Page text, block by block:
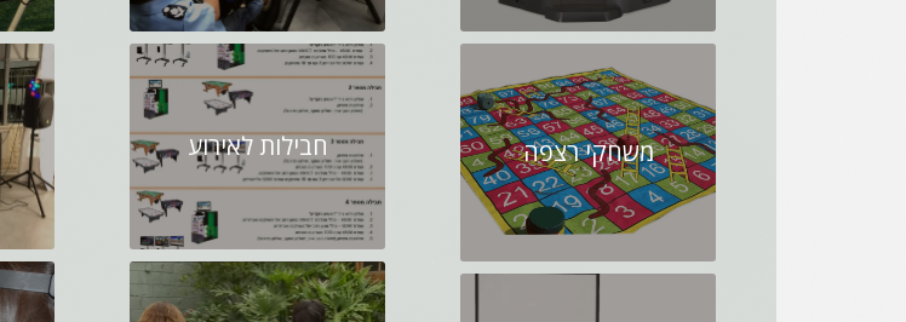
משחקי רצפה חבילות לאירוע